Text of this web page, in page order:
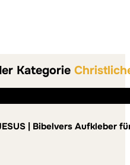
Kategorie
| Bibelvers Aufkleber